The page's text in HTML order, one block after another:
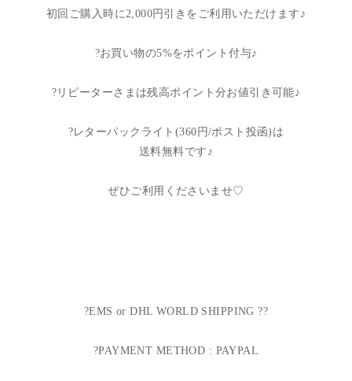
初回ご購入時に2,000円引きをご利用いただけます♪
?お買い物の5%をポイント付与♪
?リピーターさまは残高ポイント分お値引き可能♪
?レターパックライト(360円/ポスト投函)は
送料無料です♪
ぜひご利用くださいませ♡
?EMS or DHL WORLD SHIPPING ??
?PAYMENT METHOD : PAYPAL